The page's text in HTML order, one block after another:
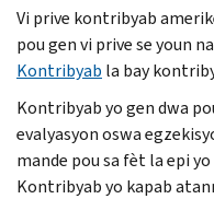
Vi prive kontribyab
pou gen vi prive se youn
Kontribyab la bay
Kontribyab yo gen dwa
evalyasyon oswa
mande pou sa fèt la epi
Kontribyab yo kapab